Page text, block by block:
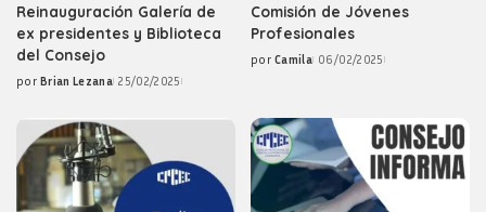
Reinauguración Galería de
ex presidentes y Biblioteca
del Consejo
Posted
por Brian Lezana 25/02/2025
Comisión de Jóvenes
Profesionales
Posted
por Camila 06/02/2025